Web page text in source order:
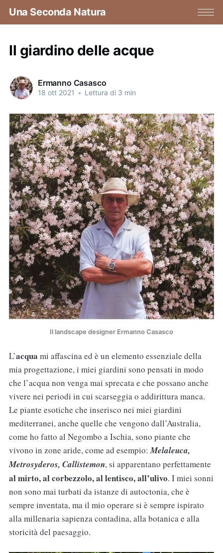
Una Seconda Natura
Il giardino delle acque
Ermanno Casasco
18 ott 2021 • Lettura di 3 min
Il landscape designer Ermanno Casasco
L’acqua mi affascina ed è un elemento essenziale della
mia progettazione, i miei giardini sono pensati in modo
che l’acqua non venga mai sprecata e che possano anche
vivere nei periodi in cui scarseggia o addirittura manca.
Le piante esotiche che inserisco nei miei giardini
mediterranei, anche quelle che vengono dall’Australia,
come ho fatto al Negombo a Ischia, sono piante che
vivono in zone aride, come ad esempio:Melaleuca,
Metrosyderos, Callistemon, si apparentano perfettamente
al mirto, al corbezzolo, al lentisco, all’ulivo. I miei sonni
non sono mai turbati da istanze di autoctonia, che è
sempre inventata, ma il mio operare si è sempre ispirato
alla millenaria sapienza contadina, alla botanica e alla
storicità del paesaggio.